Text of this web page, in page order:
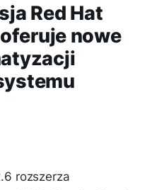
Red Hat
nowe
rozszerza